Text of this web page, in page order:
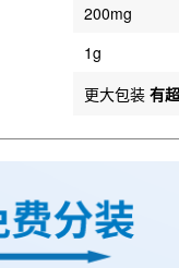
200mg
1g
更大包装 有